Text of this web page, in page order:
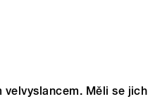
velvyslancem. Měli se jich